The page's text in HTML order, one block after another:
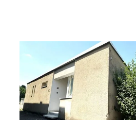
MEXIMIEUX 01
, 3 pièces
Ref : 5363
Maison à vendre
185 000 €